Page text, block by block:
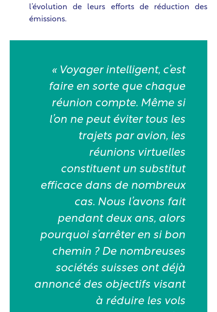
l’évolution de leurs efforts de réduction des
émissions.
« Voyager intelligent, c’est
faire en sorte que chaque
réunion compte. Même si
l’on ne peut éviter tous les
trajets par avion, les
réunions virtuelles
constituent un substitut
efficace dans de nombreux
cas. Nous l’avons fait
pendant deux ans, alors
pourquoi s’arrêter en si bon
chemin ? De nombreuses
sociétés suisses ont déjà
annoncé des objectifs visant
à réduire les vols